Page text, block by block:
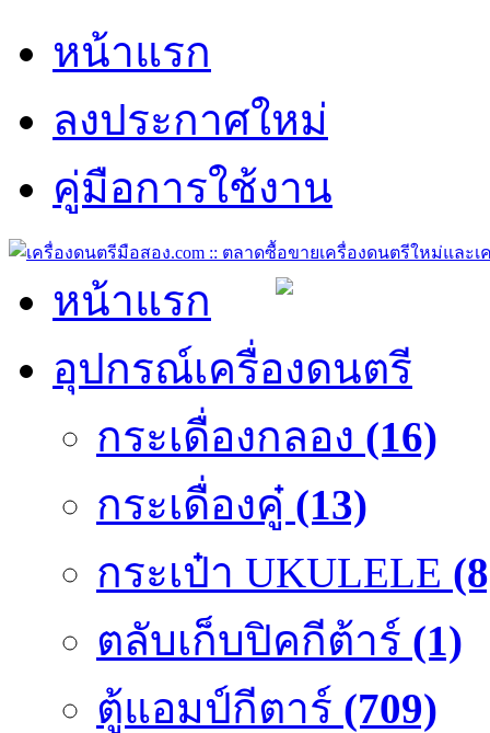
หน้าแรก
ลงประกาศใหม่
คู่มือการใช้งาน
หน้าแรก
อุปกรณ์เครื่องดนตรี
กระเดื่องกลอง (16)
กระเดื่องคู๋ (13)
กระเป๋า UKULELE
ตลับเก็บปิคกีต้าร์ (1)
ตู้แอมป์กีตาร์ (709)